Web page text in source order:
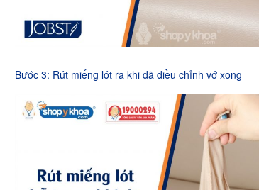
Bước 3: Rút miếng lót ra khi đã điều chỉnh vớ xong